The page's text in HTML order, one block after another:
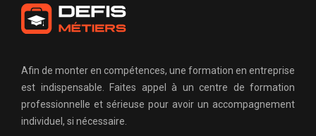
Afin de monter en compétences, une formation en entreprise
est indispensable. Faites appel à un centre de formation
professionnelle et sérieuse pour avoir un accompagnement
individuel, si nécessaire.